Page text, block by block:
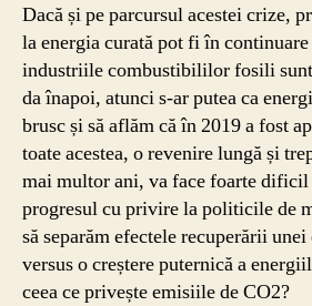
Dacă și pe parcursul acestei crize,
la energia curată pot fi în
industriile combustibililor fosili
da înapoi, atunci s-ar putea ca
brusc și să aflăm că în 2019 a fost
toate acestea, o revenire lungă și
mai multor ani, va face foarte dificil
progresul cu privire la politicile de
să separăm efectele recuperării
versus o creștere puternică a
ceea ce privește emisiile de CO2?